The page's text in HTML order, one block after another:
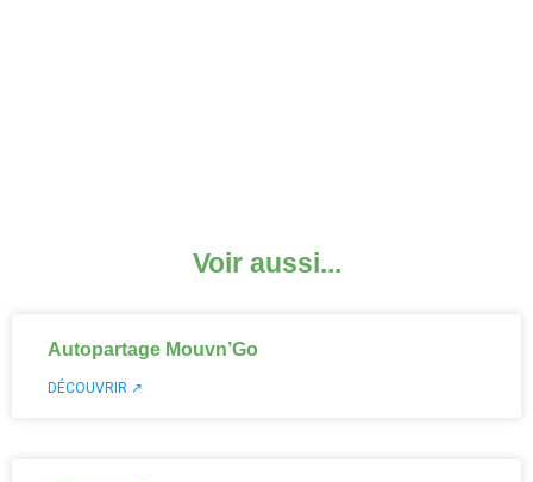
Voir aussi...
Autopartage Mouvn’Go
DÉCOUVRIR ↗